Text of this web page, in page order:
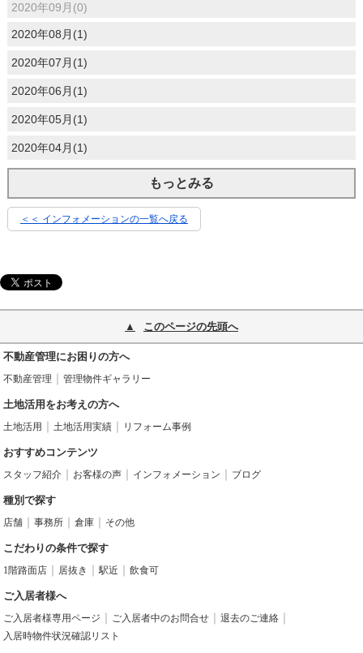
2020年09月(0)
2020年08月(1)
2020年07月(1)
2020年06月(1)
2020年05月(1)
2020年04月(1)
もっとみる
＜＜ インフォメーションの一覧へ戻る
このページの先頭へ
不動産管理にお困りの方へ
不動産管理 管理物件ギャラリー
土地活用をお考えの方へ
土地活用 土地活用実績 リフォーム事例
おすすめコンテンツ
スタッフ紹介 お客様の声 インフォメーション ブログ
種別で探す
店舗 事務所 倉庫 その他
こだわりの条件で探す
1階路面店 居抜き 駅近 飲食可
ご入居者様へ
ご入居者様専用ページ ご入居者中のお問合せ
退去のご連絡
入居時物件状況確認リスト